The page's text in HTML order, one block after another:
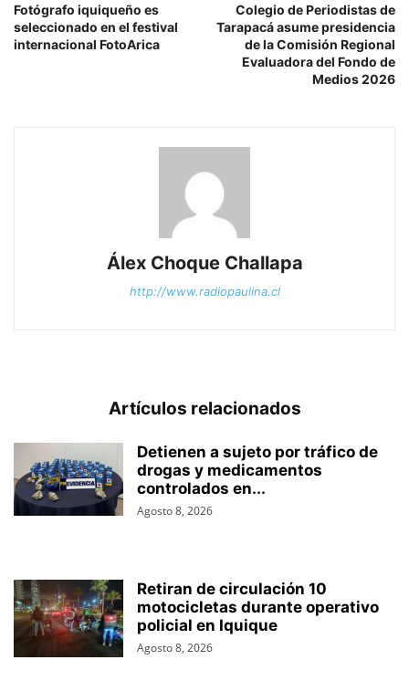
Fotógrafo iquiqueño es
seleccionado en el festival
internacional FotoArica
Colegio de Periodistas de
Tarapacá asume presidencia
de la Comisión Regional
Evaluadora del Fondo de
Medios 2026
Álex Choque Challapa
http://www.radiopaulina.cl
Artículos relacionados
Detienen a sujeto por tráfico de
drogas y medicamentos
controlados en...
Agosto 8, 2026
Retiran de circulación 10
motocicletas durante operativo
policial en Iquique
Agosto 8, 2026